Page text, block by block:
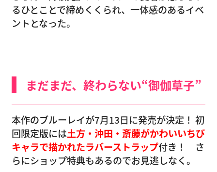
るひとことで締めくくられ、一体感のあるイベ
ントとなった。
まだまだ、終わらない“御伽草子”
本作のブルーレイが7月13日に発売が決定！ 初
回限定版には土方・沖田・斎藤がかわいいちび
キャラで描かれたラバーストラップ付き！ さ
らにショップ特典もあるのでお見逃しなく。